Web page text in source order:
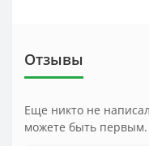
Отзывы
Еще никто не
можете быть первым.